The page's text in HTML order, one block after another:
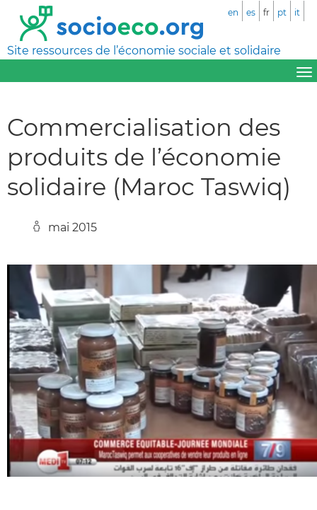
Site ressources de l’économie sociale et solidaire
en es fr pt it
Commercialisation des
produits de l’économie
solidaire (Maroc Taswiq)
mai 2015